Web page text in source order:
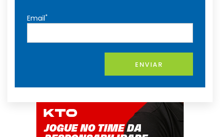
Email*
ENVIAR